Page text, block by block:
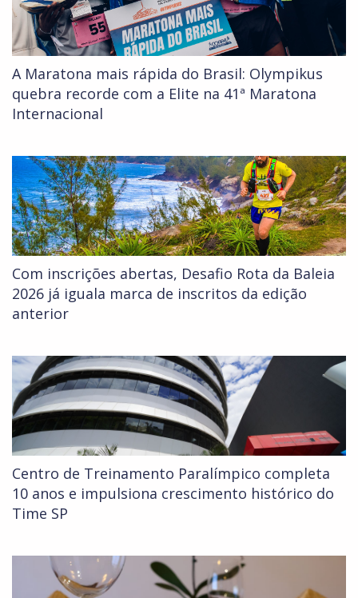
A Maratona mais rápida do Brasil: Olympikus
quebra recorde com a Elite na 41ª Maratona
Internacional
Com inscrições abertas, Desafio Rota da Baleia
2026 já iguala marca de inscritos da edição
anterior
Centro de Treinamento Paralímpico completa
10 anos e impulsiona crescimento histórico do
Time SP